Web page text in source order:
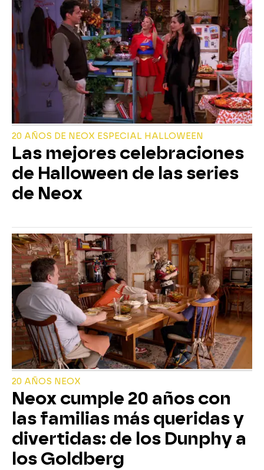
20 AÑOS DE NEOX ESPECIAL HALLOWEEN
Las mejores celebraciones
de Halloween de las series
de Neox
20 AÑOS NEOX
Neox cumple 20 años con
las familias más queridas y
divertidas: de los Dunphy a
los Goldberg